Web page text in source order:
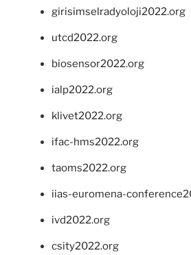
girisimselradyoloji2022.org
utcd2022.org
biosensor2022.org
ialp2022.org
klivet2022.org
ifac-hms2022.org
taoms2022.org
iias-euromena-
ivd2022.org
csity2022.org